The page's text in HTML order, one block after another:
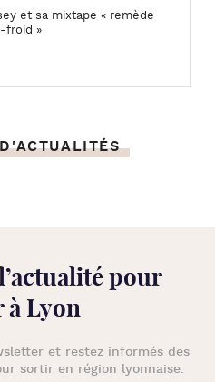
et sa mixtape « remède
froid »
actualité pour
Lyon
et restez informés des
sortir en région lyonnaise.